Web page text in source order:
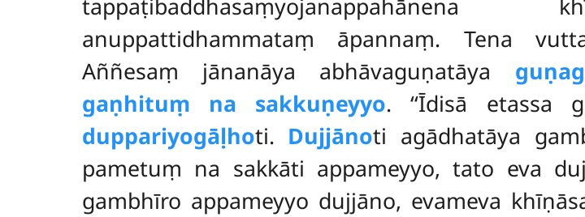
anuppattidhammataṃ āpannaṃ. Tena
Aññesaṃ jānanāya abhāvaguṇatāya
gaṇhituṃ na sakkuṇeyyo. ‘‘Īdisā etassa
duppariyogāḷhoti. Dujjānoti agādhatāya
pametuṃ na sakkāti appameyyo, tato eva
gambhīro appameyyo dujjāno, evameva